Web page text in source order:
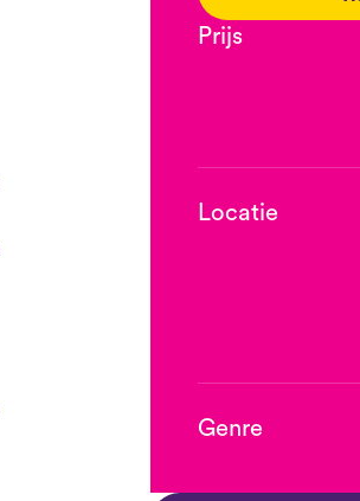
Prijs
Locatie
Genre